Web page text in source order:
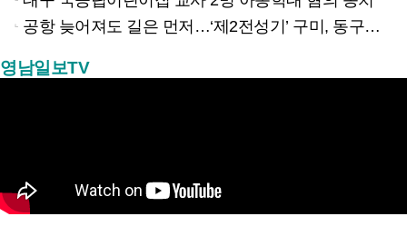
공항 늦어져도 길은 먼저…‘제2전성기’ 구미, 동구미역 더 절실
영남일보TV